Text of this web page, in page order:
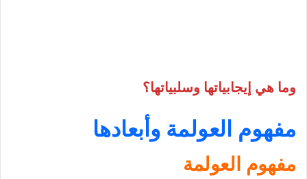
وما هي إيجابياتها وسلبياتها؟
مفهوم العولمة وأبعادها
مفهوم العولمة